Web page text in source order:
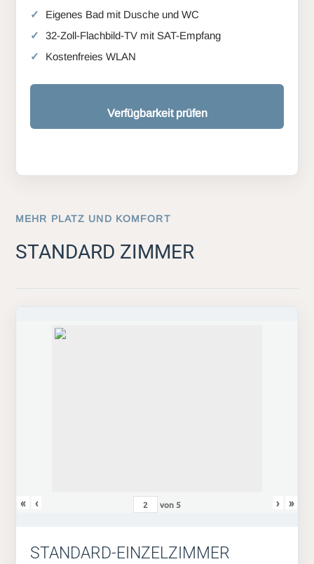
Eigenes Bad mit Dusche und WC
32-Zoll-Flachbild-TV mit SAT-Empfang
Kostenfreies WLAN
Verfügbarkeit prüfen
MEHR PLATZ UND KOMFORT
STANDARD ZIMMER
« ‹ von 5 › »
STANDARD-EINZELZIMMER